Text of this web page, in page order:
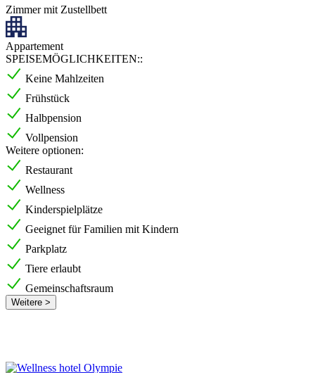
Zimmer mit Zustellbett
Appartement
SPEISEMÖGLICHKEITEN::
Keine Mahlzeiten
Frühstück
Halbpension
Vollpension
Weitere optionen:
Restaurant
Wellness
Kinderspielplätze
Geeignet für Familien mit Kindern
Parkplatz
Tiere erlaubt
Gemeinschaftsraum
Weitere >